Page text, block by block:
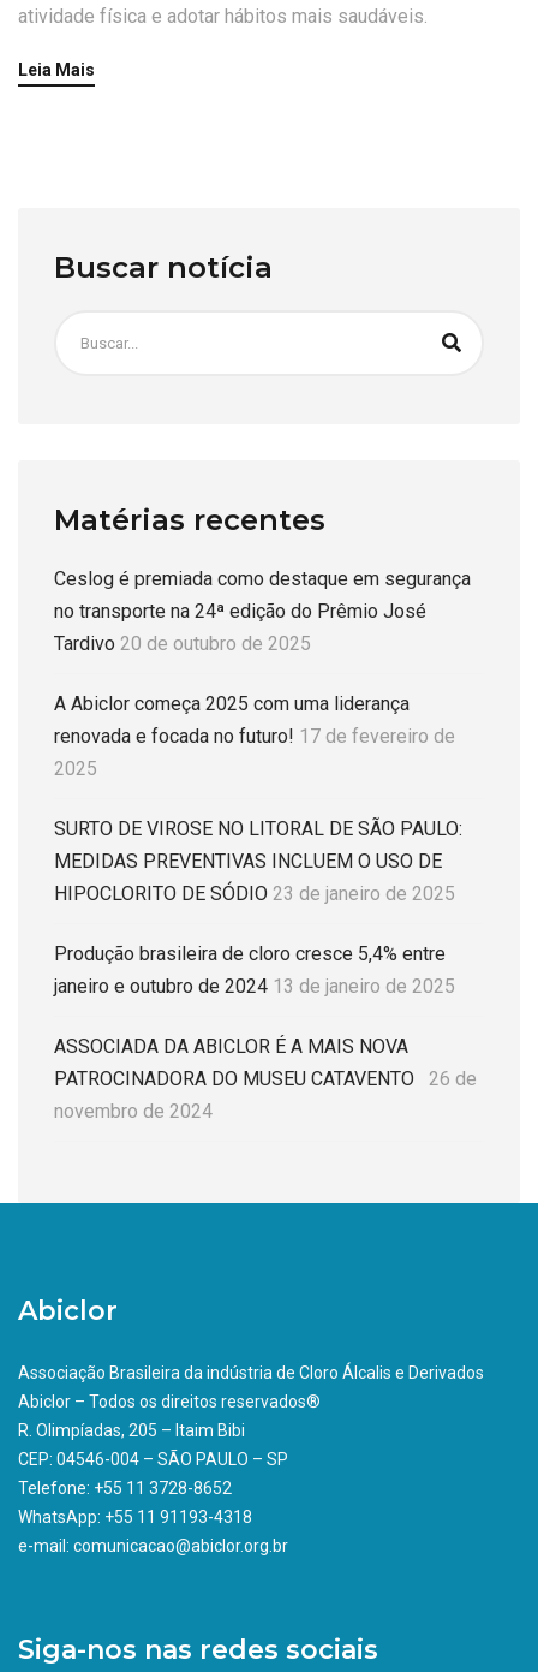
atividade física e adotar hábitos mais saudáveis.
Leia Mais
Buscar notícia
Matérias recentes
Ceslog é premiada como destaque em segurança
no transporte na 24ª edição do Prêmio José
Tardivo 20 de outubro de 2025
A Abiclor começa 2025 com uma liderança
renovada e focada no futuro! 17 de fevereiro de
2025
SURTO DE VIROSE NO LITORAL DE SÃO PAULO:
MEDIDAS PREVENTIVAS INCLUEM O USO DE
HIPOCLORITO DE SÓDIO 23 de janeiro de 2025
Produção brasileira de cloro cresce 5,4% entre
janeiro e outubro de 2024 13 de janeiro de 2025
ASSOCIADA DA ABICLOR É A MAIS NOVA
PATROCINADORA DO MUSEU CATAVENTO
26 de
novembro de 2024
Abiclor
Associação Brasileira da indústria de Cloro Álcalis e Derivados
Abiclor – Todos os direitos reservados®
R. Olimpíadas, 205 – Itaim Bibi
CEP: 04546-004 – SÃO PAULO – SP
Telefone: +55 11 3728-8652
WhatsApp: +55 11 91193-4318
e-mail: comunicacao@abiclor.org.br
Siga-nos nas redes sociais